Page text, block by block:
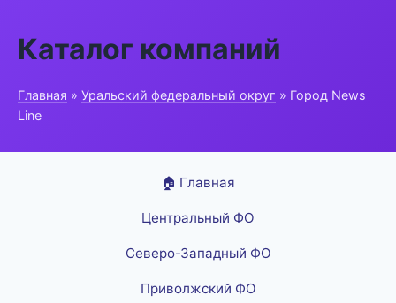
Каталог компаний
Главная » Уральский федеральный округ » Город News
Line
🏠 Главная
Центральный ФО
Северо-Западный ФО
Приволжский ФО